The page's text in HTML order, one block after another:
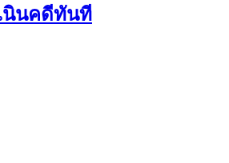
นินคดีทันที